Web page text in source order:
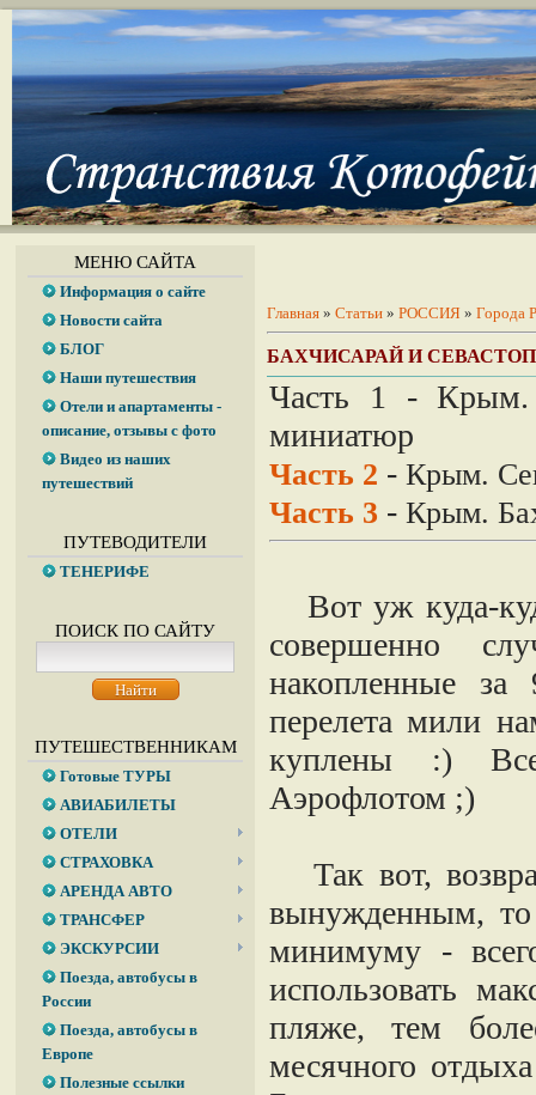
МЕНЮ САЙТА
Информация о сайте
Новости сайта
БЛОГ
Наши путешествия
Отели и апартаменты -
описание, отзывы c фото
Видео из наших
путешествий
ПУТЕВОДИТЕЛИ
ТЕНЕРИФЕ
ПОИСК ПО САЙТУ
ПУТЕШЕСТВЕННИКАМ
Готовые ТУРЫ
АВИАБИЛЕТЫ
ОТЕЛИ
СТРАХОВКА
АРЕНДА АВТО
ТРАНСФЕР
ЭКСКУРСИИ
Поезда, автобусы в
России
Поезда, автобусы в
Европе
Полезные ссылки
Главная » Статьи » РОССИЯ » Города
БАХЧИСАРАЙ И
Часть 1 - Крым.
миниатюр
Часть 2 - Крым.
Часть 3 - Крым.
Вот уж куда-
совершенно
накопленные
перелета мили
куплены :)
Аэрофлотом ;)
Так вот,
вынужденным, то
минимуму -
использовать
пляже, тем
месячного